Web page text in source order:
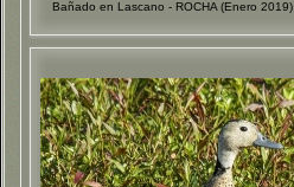
Bañado en Lascano - ROCHA (Enero 2019)